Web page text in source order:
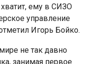
ему в СИЗО
управление
Игорь Бойко.
не так давно
занимая первое